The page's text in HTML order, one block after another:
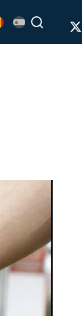
Buscar